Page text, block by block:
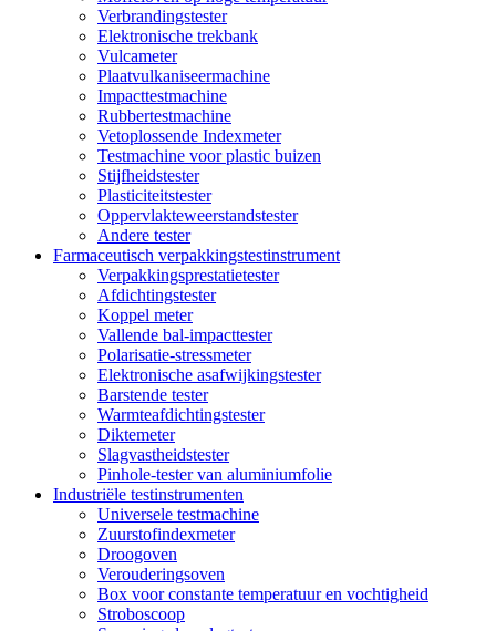
Verbrandingstester
Elektronische trekbank
Vulcameter
Plaatvulkaniseermachine
Impacttestmachine
Rubbertestmachine
Vetoplossende Indexmeter
Testmachine voor plastic buizen
Stijfheidstester
Plasticiteitstester
Oppervlakteweerstandstester
Andere tester
Farmaceutisch verpakkingstestinstrument
Verpakkingsprestatietester
Afdichtingstester
Koppel meter
Vallende bal-impacttester
Polarisatie-stressmeter
Elektronische asafwijkingstester
Barstende tester
Warmteafdichtingstester
Diktemeter
Slagvastheidstester
Pinhole-tester van aluminiumfolie
Industriële testinstrumenten
Universele testmachine
Zuurstofindexmeter
Droogoven
Verouderingsoven
Box voor constante temperatuur en vochtigheid
Stroboscoop